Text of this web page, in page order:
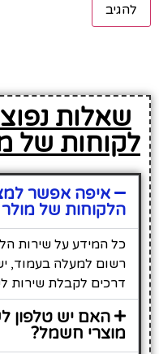
שאלות
לקוחות של
איפה אפשר
הלקוחות של
כל המידע על שירות
רשום למעלה בעמוד,
דרכים לקבלת שירות
האם יש טלפון
מוצרי חשמל?